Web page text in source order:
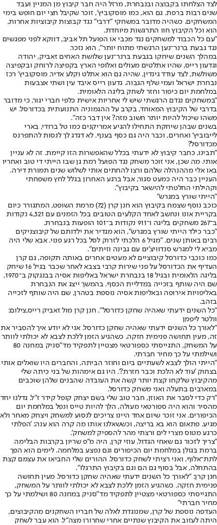
לצד הצלחתו בקבוצה ובנבחרת, מרזל היה חבר קיבוץ מן המניין ועבד
שנים רבות ברפת. גם הוא, כמו מוסקוביץ', זוכר שקיבל חצי יום חופש בימי
המשחקים. כשהיה מדובר במשחקי "דרבי" נגד קבוצות קיבוציות אחרות,
הוא וכל הקיבוץ חוו התרגשות מיוחדת.
"עם כל הכבוד למשחקים נגד מכבי או הפועל תל אביב, דווקא לפני מפגשים
נגד גבעת ברנר־נען הרגשתי מתוח יותר", הוא נזכר.
במהלך השנים שיחקו בגבעת ברנר־נען שלושת האחים זאביק, יהודה
וגדעון רייס, שהיו אתלטים מעולים ואלופי הארץ בקפיצה לרוחק ובקפיצה
משולשת, לצד עודד גינדין, שהיה גם הוא אתלט וקלע אדיר, מוסקוביץ' רכז
נבחרת ישראל ועמי שלף הגבוה. גדעון רייס איבד עין ושתי אצבעות
במלחמת יום כיפור וחזר לשחק בליגה הלאומית.
"במשחקים נגדם הרגשתי שיש לי אחריות אישית כלפי חברי יגור, כי מדובר
בדרבי של הקיבוץ המאוחד, בקרב על ההגמוניה התנועתית בכדורסל. יש
משהו שיכול להיות יותר חשוב מזה? אין דבר כזה".
בשנים שבהן שיחקת התחילו להגיע אמריקנים כמו טל ברודי, בארי
לייבוביץ' ואחרים, וכבר היה גם כסף בענף. לא דגדג לך לנסות להתפרנס
מכדורסל?
"תבינו, כחבר קיבוץ לא ידעתי בכלל שהאפשרות הזו קיימת. זה לא עניין
אותי. מה שכן, אני זוכר משחק נגד הפועל רמת גן שבו הייתי די טוב ואחריו
באו אלי מההנהלה שלהם ורצו להחתים אותי לשלוש שנים תמורת דירה.
העניין כבר היה כמעט סגור, אבל ברגע האחרון בגלל לחץ משפחתי
וקהילתי החלטתי להישאר בקיבוץ".
"הייתי שורץ במגרש"
כוכב נוסף שצמח בקיבוץ הוא חנן קרן (72) מרמת השופט, המתגורר כיום
בקריית אונו ונחשב לאחד הקלעים הטובים בכל הזמנים עם 4,321 נקודות
ב־267 משחקים בליגה ו־911 נקודות ב־101 הופעות בנבחרת.
"כבר כילד הייתי שורץ במגרש", הוא מגדיר את ילדותם של קיבוצניקים
רבים באותן שנים. "מגיל 6 הלכתי לזרוק לסל בכל רגע פנוי. אבא שלי היה
מביא לי למגרש סנדוויצ'ים עם גבינה וזיתים".
כמו כוכבי כדורסל קיבוציים לא מעטים אחרים באותה תקופה, גם קרן
העדיף את הכדורסל על פני שירות קרבי בצבא לאחר שכבר בגיל 16 שיחק
בליגה הלאומית ובגיל 18 בנבחרת ישראל באליפות אסיה בבנגקוק ב־1970,
שם היה שותף בזכייה במדליית הכסף. בהמשך ייצג את הנבחרת
באליפויות אירופה ובאליפות אסיה נוספת בטהרן, שם היה שותף לזכייה
בזהב.
"כל השנים ידעתי שאהיה שחקן כדורסל". חנן קרן מול זאביק רייס,צילום:
וולטר ליפמן
"לאורך כל השנים ידעתי שאהיה שחקן כדורסל. אני לא יודע איך להסביר את
זה, מעין תחושה פנימית חזקה. כשהגיע הזמן ללכת לצבא לא יכולתי לוותר
על המשחק, התגייסתי כספורטאי מצטיין לתפקיד מד"סניק במחנה 80
ושילמתי על כך מחיר חברתי.
"הייתי הולך לצבא לשעתיים ביום וחוזר הביתה, והחברים היו שואלים אותי
בצחוק 'עוד לא הלכת וכבר חזרת?'. היו גם אימהות של בני כיתה שלי
מהקיבוץ שלקחו קצת יותר קשה את העובדה שהבנים שלהן שוכבים
במארבים בתעלה ואני משחק כדורסל.
"רק כדי לסבר את האוזן, חבר טוב שלי בשם יצחק קופל קידר ז"ל. גדלנו יחד
מהסיר והוא היה ספורטאי מעולה, הלך להיות טייס ונפל במלחמת יום
הכיפורים. אני זוכר שיום אחד היינו צריכים לנסוע למשחק ויצחק מאחר ולא
מגיע. פתאום הוא בא בריצה, וכששאלנו אותו מה קרה הוא ענה: 'הפלתי
כרגע מטוס מצרי לים ורצתי מהר להספיק למשחק'.
"צריך לזכור גם שאחי הגדול, עוזי קרן, היה מ"פ שריון בקרבות הבלימה
ברמת בגולן במלחמת יום הכיפורים וגם נפצע במלחמה. לימים הוא הפך
לתת־אלוף, ואני רציתי לשחק כדורסל. ההורים שלי החביאו את עצמם קצת
בהתחלה, אבל בסוף גם הם וגם בקיבוץ התרגלו".
חנן קרן: "לאורך כל השנים ידעתי שאהיה שחקן כדורסל. מעין תחושה
פנימית חזקה. כשהגיע הזמן ללכת לצבא לא יכולתי לוותר על המשחק,
התגייסתי כספורטאי מצטיין לתפקיד מד"סניק במחנה 80 ושילמתי על כך
מחיר חברתי"
העדפה נוספת של קרן, שמנוגדת לאלה של חבריו השחקנים מהקיבוצים,
היתה לעזוב את הקיבוץ שנתיים אחרי שחרורו מצה"ל. הוא עבר לשחק